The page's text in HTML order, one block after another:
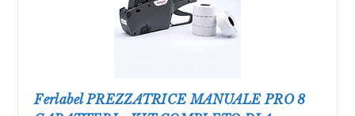
Ferlabel PREZZATRICE MANUALE PRO 8